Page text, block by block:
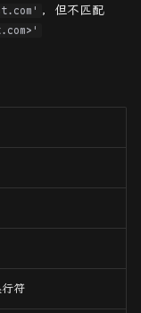
，但不匹配
符